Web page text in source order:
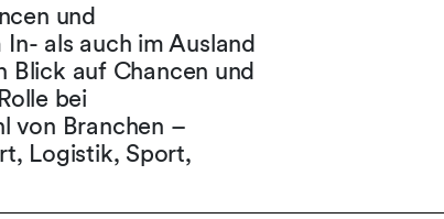
und
als auch im Ausland
Blick auf Chancen und
bei
von Branchen –
Logistik, Sport,